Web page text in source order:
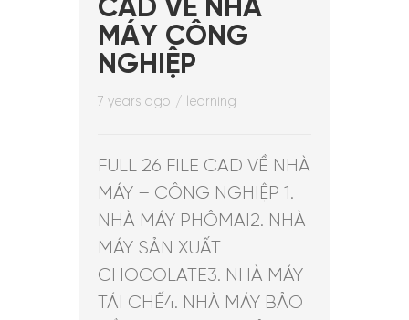
CAD VỀ NHÀ
MÁY CÔNG
NGHIỆP
7 years ago / learning
FULL 26 FILE CAD VỀ NHÀ
MÁY – CÔNG NGHIỆP 1.
NHÀ MÁY PHÔMAI2. NHÀ
MÁY SẢN XUẤT
CHOCOLATE3. NHÀ MÁY
TÁI CHẾ4. NHÀ MÁY BẢO